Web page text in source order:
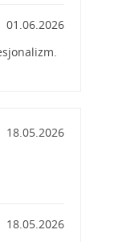
01.06.2026
18.05.2026
18.05.2026